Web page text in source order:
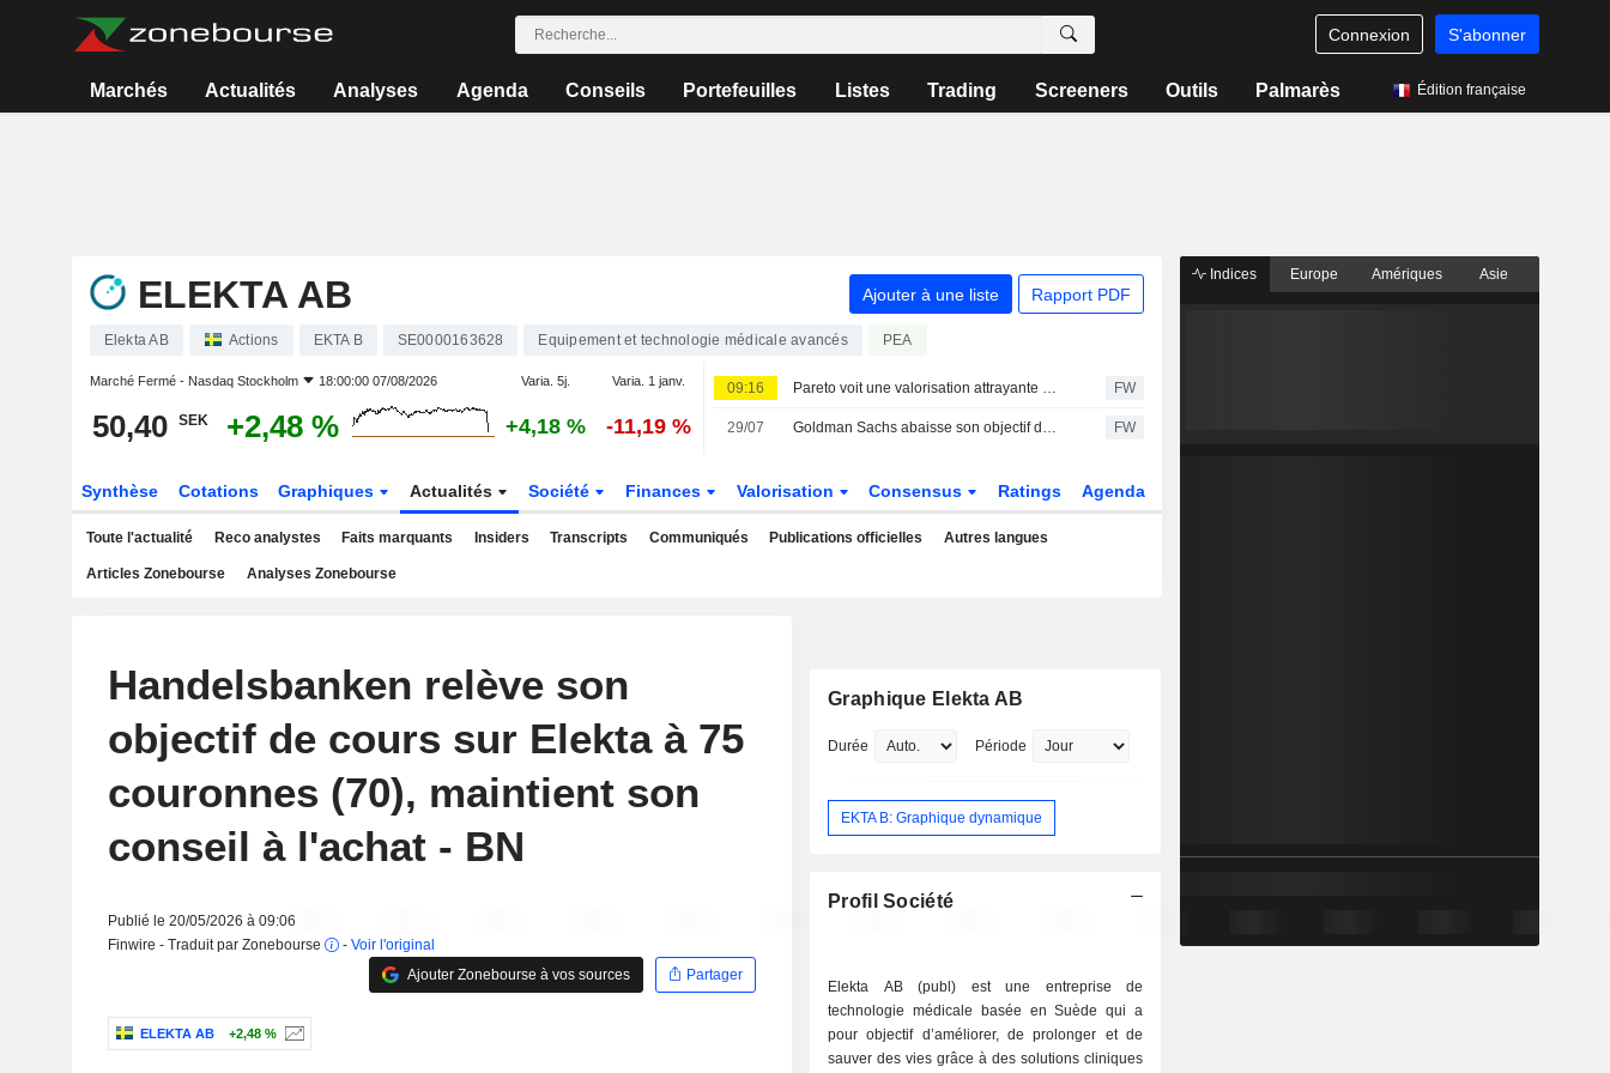
Connexion S'abonner
Marchés Actualités Analyses Agenda Conseils Portefeuilles Listes Trading Screeners Outils Palmarès Édition française
ELEKTA AB Ajouter à une liste Rapport PDF
Elekta AB Actions EKTA B SE0000163628 Equipement et technologie médicale avancés PEA
Marché Fermé - Nasdaq Stockholm 18:00:00 07/08/2026 Varia. 5j. Varia. 1 janv.
50,40 SEK +2,48 % +4,18 % -11,19 %
09:16 Pareto voit une valorisation attrayante pour Elekta avant le T1 – achat réitéré FW
29/07 Goldman Sachs abaisse son objectif de cours sur Elekta à 50 couronnes (contre 55), maintient sa recommandation à la vente - BN FW
Synthèse Cotations Graphiques Actualités Société Finances Valorisation Consensus Ratings Agenda
Toute l'actualité Reco analystes Faits marquants Insiders Transcripts Communiqués Publications officielles Autres langues
Articles Zonebourse Analyses Zonebourse
Handelsbanken relève son
objectif de cours sur Elekta à 75
couronnes (70), maintient son
conseil à l'achat - BN
Publié le 20/05/2026 à 09:06
Finwire - Traduit par Zonebourse
- Voir l'original
Ajouter Zonebourse à vos sources
Partager
ELEKTA AB +2,48 %
Graphique Elekta AB
Durée Période
EKTA B: Graphique dynamique
Profil Société
Elekta AB (publ) est une entreprise de
technologie médicale basée en Suède qui a
pour objectif d’améliorer, de prolonger et de
sauver des vies grâce à des solutions cliniques
Indices Europe Amériques Asie